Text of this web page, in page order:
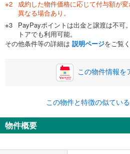
0万円
自己資金から住宅購入にかけられ
い。一般的には物件価格の2割まで
閉じる
ボーナス
0円
ナス時の増額分（1回分）を入力
ボーナス払いの限度額は金融機関
閉じる
月々の返済額
成約した物件価格に応じて付与額が
異なる場合あり。
PayPayポイントは出金と譲渡は不可
トアでも利用可能。
その他条件等の詳細は 説明ページをご覧
この物件情報を
この物件と特徴の似てい
物件概要